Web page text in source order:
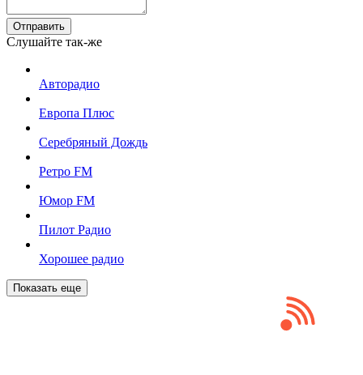
Отправить
Слушайте так-же
Авторадио
Европа Плюс
Серебряный Дождь
Ретро FM
Юмор FM
Пилот Радио
Хорошее радио
Показать еще